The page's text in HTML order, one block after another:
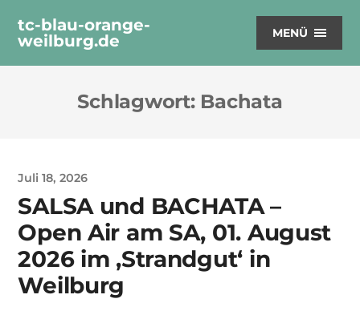
tc-blau-orange-
weilburg.de
MENÜ
Schlagwort: Bachata
Juli 18, 2026
SALSA und BACHATA –
Open Air am SA, 01. August
2026 im ‚Strandgut‘ in
Weilburg